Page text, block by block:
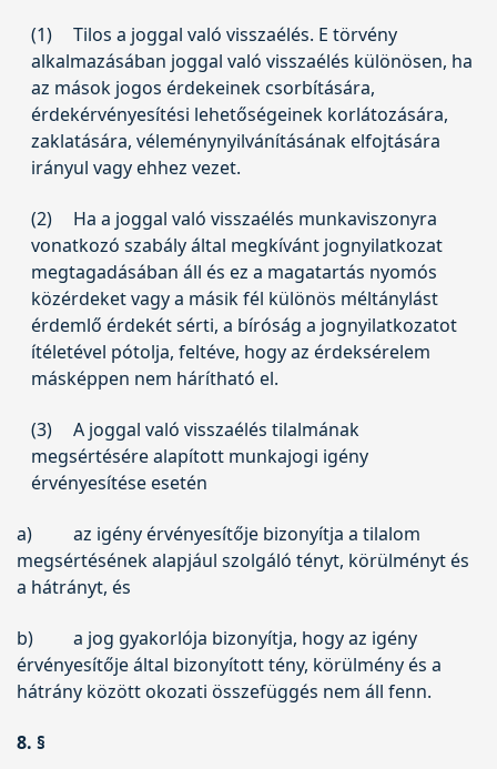
(1)
Tilos a joggal való visszaélés. E törvény
alkalmazásában joggal való visszaélés különösen, ha
az mások jogos érdekeinek csorbítására,
érdekérvényesítési lehetőségeinek korlátozására,
zaklatására, véleménynyilvánításának elfojtására
irányul vagy ehhez vezet.
(2)
Ha a joggal való visszaélés munkaviszonyra
vonatkozó szabály által megkívánt jognyilatkozat
megtagadásában áll és ez a magatartás nyomós
közérdeket vagy a másik fél különös méltánylást
érdemlő érdekét sérti, a bíróság a jognyilatkozatot
ítéletével pótolja, feltéve, hogy az érdeksérelem
másképpen nem hárítható el.
(3)
A joggal való visszaélés tilalmának
megsértésére alapított munkajogi igény
érvényesítése esetén
a)
az igény érvényesítője bizonyítja a tilalom
megsértésének alapjául szolgáló tényt, körülményt és
a hátrányt, és
b)
a jog gyakorlója bizonyítja, hogy az igény
érvényesítője által bizonyított tény, körülmény és a
hátrány között okozati összefüggés nem áll fenn.
8. §